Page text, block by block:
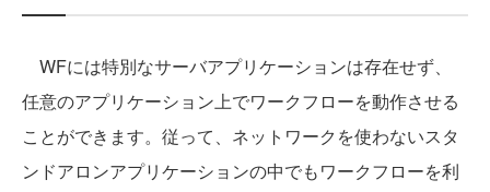
WFには特別なサーバアプリケーションは存在せず、
任意のアプリケーション上でワークフローを動作させる
ことができます。従って、ネットワークを使わないスタ
ンドアロンアプリケーションの中でもワークフローを利